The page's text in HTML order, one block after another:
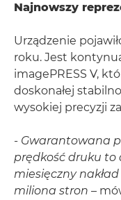
Najnowszy
Urządzenie
roku. Jest
imagePRESS V,
doskonałej
wysokiej precyzji
- Gwarantowana
prędkość druku to
miesięczny
miliona stron –